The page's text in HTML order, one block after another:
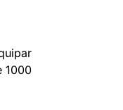
1000